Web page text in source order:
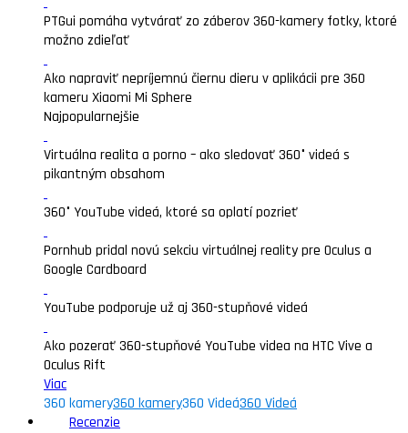
PTGui pomáha vytvárať zo záberov 360-kamery fotky, ktoré
možno zdieľať
Ako napraviť nepríjemnú čiernu dieru v aplikácii pre 360
kameru Xiaomi Mi Sphere
Najpopularnejšie
Virtuálna realita a porno – ako sledovať 360° videá s
pikantným obsahom
360° YouTube videá, ktoré sa oplatí pozrieť
Pornhub pridal novú sekciu virtuálnej reality pre Oculus a
Google Cardboard
YouTube podporuje už aj 360-stupňové videá
Ako pozerať 360-stupňové YouTube videa na HTC Vive a
Oculus Rift
Viac
360 kamery360 kamery360 Videá360 Videá
Recenzie